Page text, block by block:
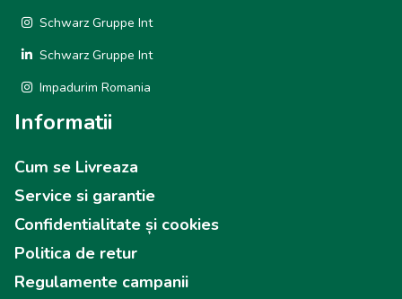
Schwarz Gruppe Int
Schwarz Gruppe Int
Impadurim Romania
Informatii
Cum se Livreaza
Service si garantie
Confidentialitate și cookies
Politica de retur
Regulamente campanii